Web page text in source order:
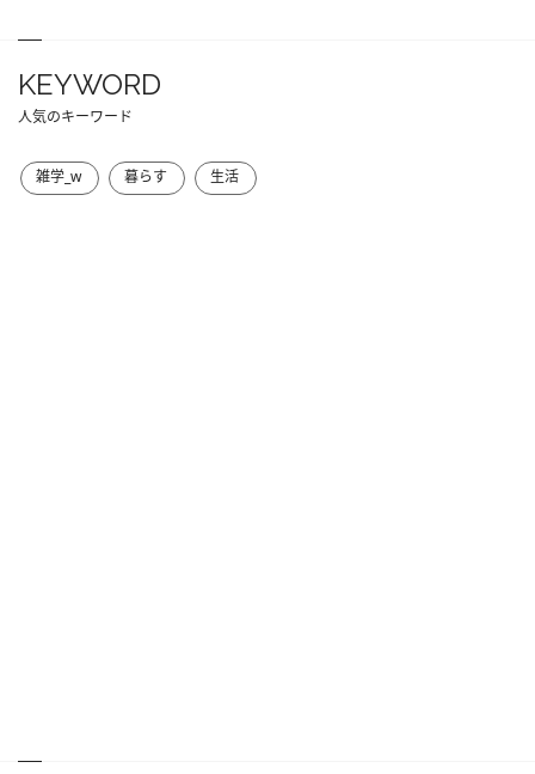
KEYWORD
人気のキーワード
雑学_w 暮らす 生活